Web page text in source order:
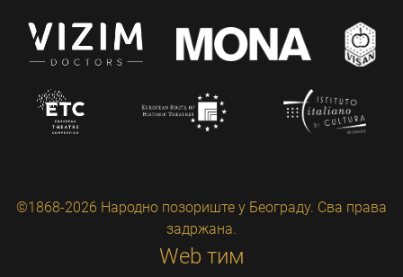
©1868-2026 Народно позориште у Београду. Сва права
задржана.
Web тим